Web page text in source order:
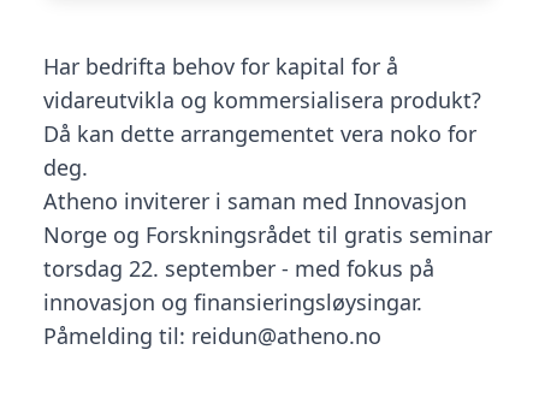
Har bedrifta behov for kapital for å
vidareutvikla og kommersialisera produkt?
Då kan dette arrangementet vera noko for
deg.
Atheno inviterer i saman med Innovasjon
Norge og Forskningsrådet til gratis seminar
torsdag 22. september - med fokus på
innovasjon og finansieringsløysingar.
Påmelding til: reidun@atheno.no